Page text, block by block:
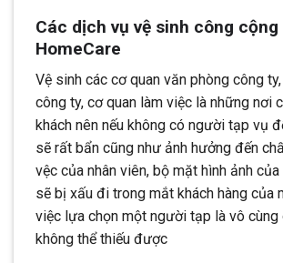
Các dịch vụ vệ sinh công cộng
HomeCare
Vệ sinh các cơ quan văn phòng công
công ty, cơ quan làm việc là những nơi
khách nên nếu không có người tạp vụ
sẽ rất bẩn cũng như ảnh hưởng đến
vệc của nhân viên, bộ mặt hình ảnh
sẽ bị xấu đi trong mắt khách hàng của
việc lựa chọn một người tạp là vô cùng
không thể thiếu được